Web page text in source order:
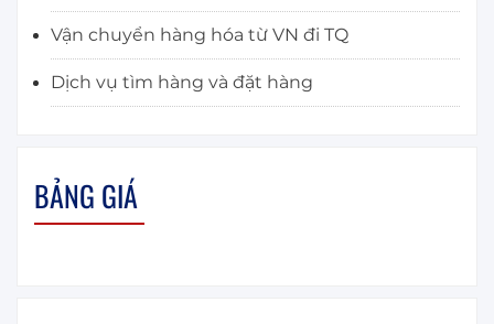
Vận chuyển hàng hóa từ VN đi TQ
Dịch vụ tìm hàng và đặt hàng
BẢNG GIÁ